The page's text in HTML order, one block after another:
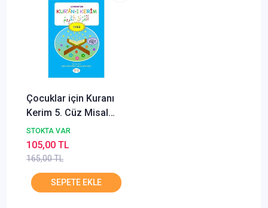
Çocuklar için Kuranı
Kerim 5. Cüz Misal
Çocuk Yayınları
STOKTA VAR
165,00 TL
105,00 TL